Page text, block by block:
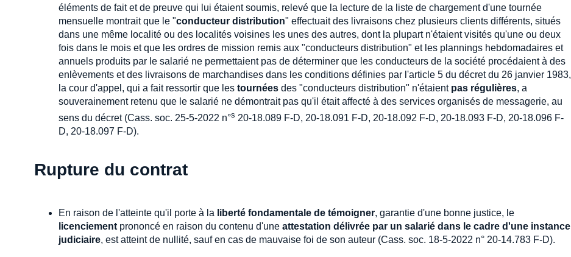
éléments de fait et de preuve qui lui étaient soumis, relevé que la lecture de la liste de chargement d'une tournée
mensuelle montrait que le "conducteur distribution" effectuait des livraisons chez plusieurs clients différents, situés
dans une même localité ou des localités voisines les unes des autres, dont la plupart n'étaient visités qu'une ou deux
fois dans le mois et que les ordres de mission remis aux "conducteurs distribution" et les plannings hebdomadaires et
annuels produits par le salarié ne permettaient pas de déterminer que les conducteurs de la société procédaient à des
enlèvements et des livraisons de marchandises dans les conditions définies par l'article 5 du décret du 26 janvier 1983,
la cour d'appel, qui a fait ressortir que les tournées des "conducteurs distribution" n'étaient pas régulières, a
souverainement retenu que le salarié ne démontrait pas qu'il était affecté à des services organisés de messagerie, au
sens du décret (Cass. soc. 25-5-2022 n°s 20-18.089 F-D, 20-18.091 F-D, 20-18.092 F-D, 20-18.093 F-D, 20-18.096 F-
D, 20-18.097 F-D).
Rupture du contrat
En raison de l'atteinte qu'il porte à la liberté fondamentale de témoigner, garantie d'une bonne justice, le
licenciement prononcé en raison du contenu d'une attestation délivrée par un salarié dans le cadre d'une instance
judiciaire, est atteint de nullité, sauf en cas de mauvaise foi de son auteur (Cass. soc. 18-5-2022 n° 20-14.783 F-D).